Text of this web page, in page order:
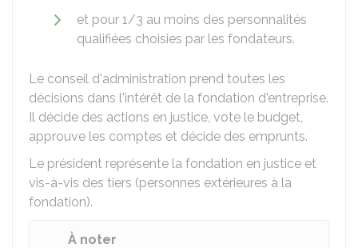
et pour 1/3 au moins des personnalités
qualifiées choisies par les fondateurs.
Le conseil d'administration prend toutes les
décisions dans l'intérêt de la fondation d'entreprise.
Il décide des actions en justice, vote le budget,
approuve les comptes et décide des emprunts.
Le président représente la fondation en justice et
vis-à-vis des tiers (personnes extérieures à la
fondation).
À noter